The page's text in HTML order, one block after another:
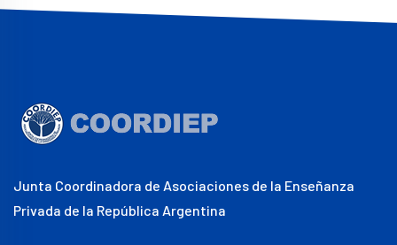
Junta Coordinadora de Asociaciones de la Enseñanza
Privada de la República Argentina